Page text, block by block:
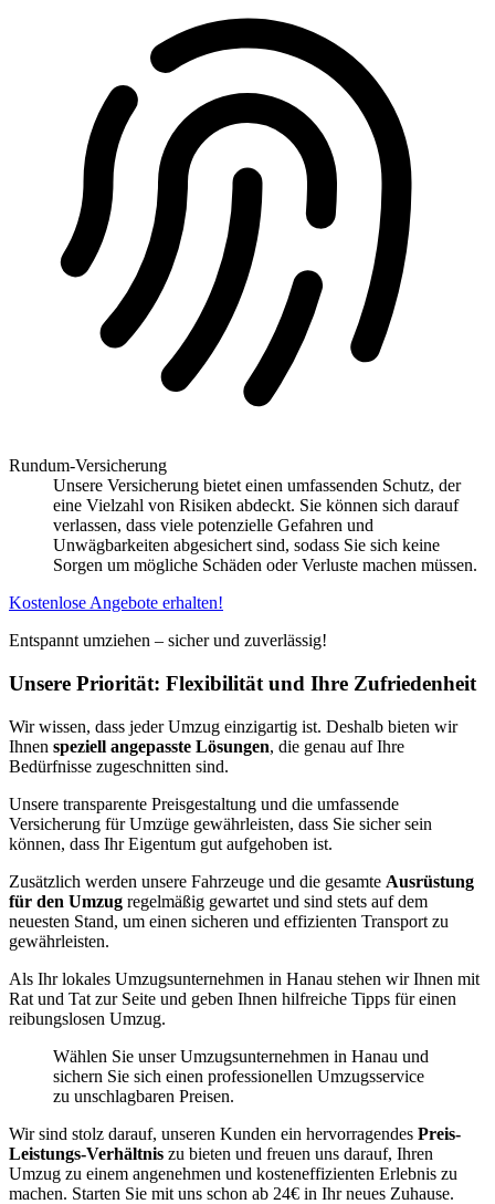
Rundum-Versicherung
Unsere Versicherung bietet einen umfassenden Schutz, der
eine Vielzahl von Risiken abdeckt. Sie können sich darauf
verlassen, dass viele potenzielle Gefahren und
Unwägbarkeiten abgesichert sind, sodass Sie sich keine
Sorgen um mögliche Schäden oder Verluste machen müssen.
Kostenlose Angebote erhalten!
Entspannt umziehen – sicher und zuverlässig!
Unsere Priorität: Flexibilität und Ihre Zufriedenheit
Wir wissen, dass jeder Umzug einzigartig ist. Deshalb bieten wir
Ihnen speziell angepasste Lösungen, die genau auf Ihre
Bedürfnisse zugeschnitten sind.
Unsere transparente Preisgestaltung und die umfassende
Versicherung für Umzüge gewährleisten, dass Sie sicher sein
können, dass Ihr Eigentum gut aufgehoben ist.
Zusätzlich werden unsere Fahrzeuge und die gesamte Ausrüstung
für den Umzug regelmäßig gewartet und sind stets auf dem
neuesten Stand, um einen sicheren und effizienten Transport zu
gewährleisten.
Als Ihr lokales Umzugsunternehmen in Hanau stehen wir Ihnen mit
Rat und Tat zur Seite und geben Ihnen hilfreiche Tipps für einen
reibungslosen Umzug.
Wählen Sie unser Umzugsunternehmen in Hanau und
sichern Sie sich einen professionellen Umzugsservice
zu unschlagbaren Preisen.
Wir sind stolz darauf, unseren Kunden ein hervorragendes Preis-
Leistungs-Verhältnis zu bieten und freuen uns darauf, Ihren
Umzug zu einem angenehmen und kosteneffizienten Erlebnis zu
machen. Starten Sie mit uns schon ab 24€ in Ihr neues Zuhause.